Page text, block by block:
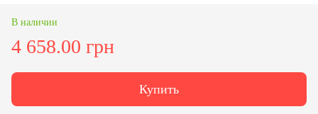
В наличии
4 658.00 грн
Купить